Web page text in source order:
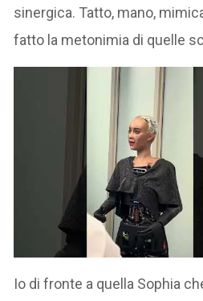
sinergica. Tatto, mano,
fatto la metonimia di quelle
Io di fronte a quella Sophia